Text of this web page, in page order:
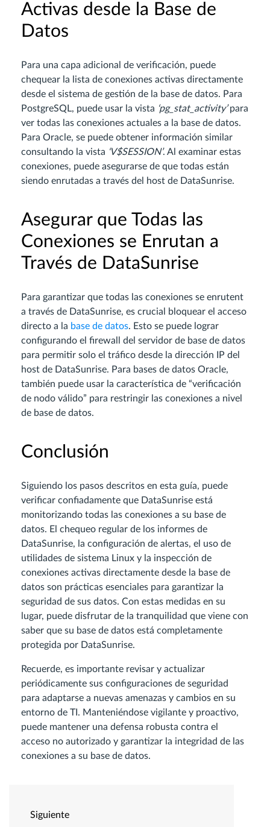
Activas desde la Base de
Datos
Para una capa adicional de verificación, puede
chequear la lista de conexiones activas directamente
desde el sistema de gestión de la base de datos. Para
PostgreSQL, puede usar la vista ‘pg_stat_activity’para
ver todas las conexiones actuales a la base de datos.
Para Oracle, se puede obtener información similar
consultando la vista ‘V$SESSION’. Al examinar estas
conexiones, puede asegurarse de que todas están
siendo enrutadas a través del host de DataSunrise.
Asegurar que Todas las
Conexiones se Enrutan a
Través de DataSunrise
Para garantizar que todas las conexiones se enrutent
a través de DataSunrise, es crucial bloquear el acceso
directo a la base de datos. Esto se puede lograr
configurando el firewall del servidor de base de datos
para permitir solo el tráfico desde la dirección IP del
host de DataSunrise. Para bases de datos Oracle,
también puede usar la característica de “verificación
de nodo válido” para restringir las conexiones a nivel
de base de datos.
Conclusión
Siguiendo los pasos descritos en esta guía, puede
verificar confiadamente que DataSunrise está
monitorizando todas las conexiones a su base de
datos. El chequeo regular de los informes de
DataSunrise, la configuración de alertas, el uso de
utilidades de sistema Linux y la inspección de
conexiones activas directamente desde la base de
datos son prácticas esenciales para garantizar la
seguridad de sus datos. Con estas medidas en su
lugar, puede disfrutar de la tranquilidad que viene con
saber que su base de datos está completamente
protegida por DataSunrise.
Recuerde, es importante revisar y actualizar
periódicamente sus configuraciones de seguridad
para adaptarse a nuevas amenazas y cambios en su
entorno de TI. Manteniéndose vigilante y proactivo,
puede mantener una defensa robusta contra el
acceso no autorizado y garantizar la integridad de las
conexiones a su base de datos.
Siguiente